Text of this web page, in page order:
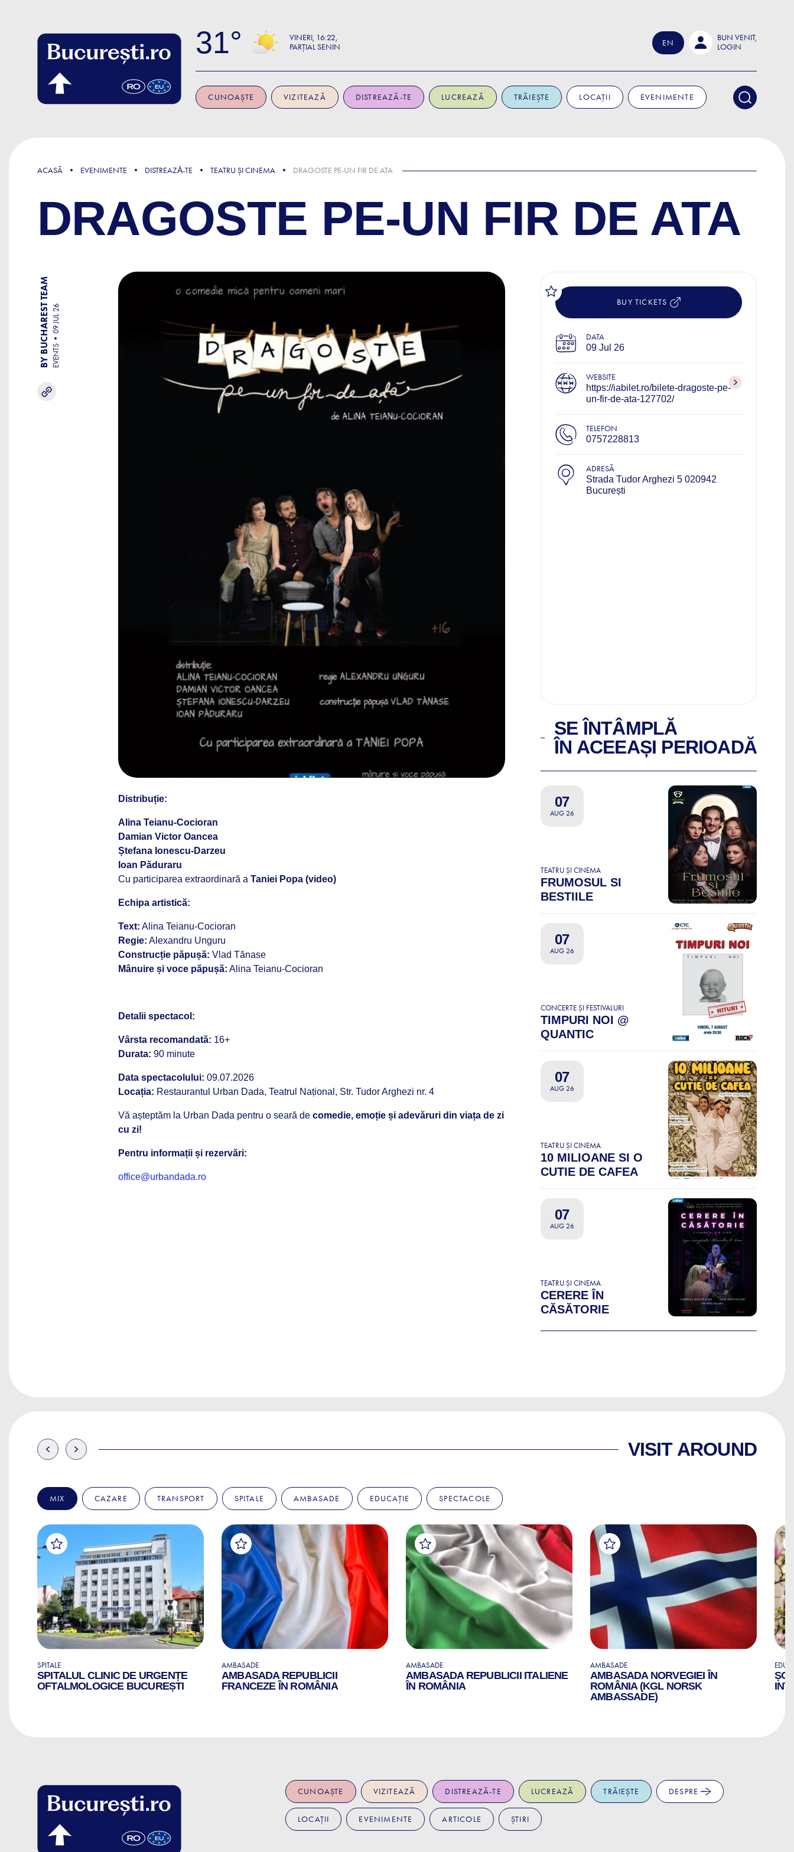
31 VINERI 16:22
PARȚIAL SENIN
EN
BUN VENIT,
LOGIN
CUNOAȘTE VIZITEAZĂ DISTREAZĂ-TE LUCREAZĂ TRĂIEȘTE LOCAȚII EVENIMENTE
ACASĂ EVENIMENTE DISTREAZǍ-TE TEATRU ȘI CINEMA DRAGOSTE PE-UN FIR DE ATA
DRAGOSTE PE-UN FIR DE ATA
BY BUCHAREST TEAM EVENTS
09 JUL 26
Distribuție:
Alina Teianu-Cocioran
Damian Victor Oancea
Ștefana Ionescu-Darzeu
Ioan Păduraru
Cu participarea extraordinară a Taniei Popa (video)
Echipa artistică:
Text: Alina Teianu-Cocioran
Regie: Alexandru Unguru
Construcție păpușă: Vlad Tănase
Mânuire și voce păpușă: Alina Teianu-Cocioran
Detalii spectacol:
Vârsta recomandată: 16+
Durata: 90 minute
Data spectacolului: 09.07.2026
Locația: Restaurantul Urban Dada, Teatrul Național, Str. Tudor Arghezi nr. 4
Vă așteptăm la Urban Dada pentru o seară de comedie, emoție și adevăruri din viața de zi
cu zi!
Pentru informații și rezervări:
office@urbandada.ro
BUY TICKETS
DATA
09 Jul 26
WEBSITE
https://iabilet.ro/bilete-dragoste-pe-
un-fir-de-ata-127702/
TELEFON
0757228813
ADRESĂ
Strada Tudor Arghezi 5 020942
București
SE ÎNTÂMPLĂ
ÎN ACEEAȘI PERIOADĂ
07
AUG 26
TEATRU ȘI CINEMA
FRUMOSUL SI
BESTIILE
07
AUG 26
CONCERTE ȘI FESTIVALURI
TIMPURI NOI @
QUANTIC
07
AUG 26
TEATRU ȘI CINEMA
10 MILIOANE SI O
CUTIE DE CAFEA
07
AUG 26
TEATRU ȘI CINEMA
CERERE ÎN
CĂSĂTORIE
VISIT AROUND
MIX CAZARE TRANSPORT SPITALE AMBASADE EDUCAȚIE SPECTACOLE
SPITALE
SPITALUL CLINIC DE URGENȚE
OFTALMOLOGICE BUCUREȘTI
AMBASADE
AMBASADA REPUBLICII
FRANCEZE ÎN ROMÂNIA
AMBASADE
AMBASADA REPUBLICII ITALIENE
ÎN ROMÂNIA
AMBASADE
AMBASADA NORVEGIEI ÎN
ROMÂNIA (KGL NORSK
AMBASSADE)
CUNOAȘTE VIZITEAZĂ DISTREAZĂ-TE LUCREAZĂ TRĂIEȘTE DESPRE
LOCAȚII EVENIMENTE ARTICOLE ȘTIRI